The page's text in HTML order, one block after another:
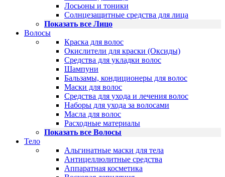
Лосьоны и тоники
Солнцезащитные средства для лица
Показать все Лицо
Волосы
Краска для волос
Окислители для краски (Оксиды)
Средства для укладки волос
Шампуни
Бальзамы, кондиционеры для волос
Маски для волос
Средства для ухода и лечения волос
Наборы для ухода за волосами
Масла для волос
Расходные материалы
Показать все Волосы
Тело
Альгинатные маски для тела
Антицеллюлитные средства
Аппаратная косметика